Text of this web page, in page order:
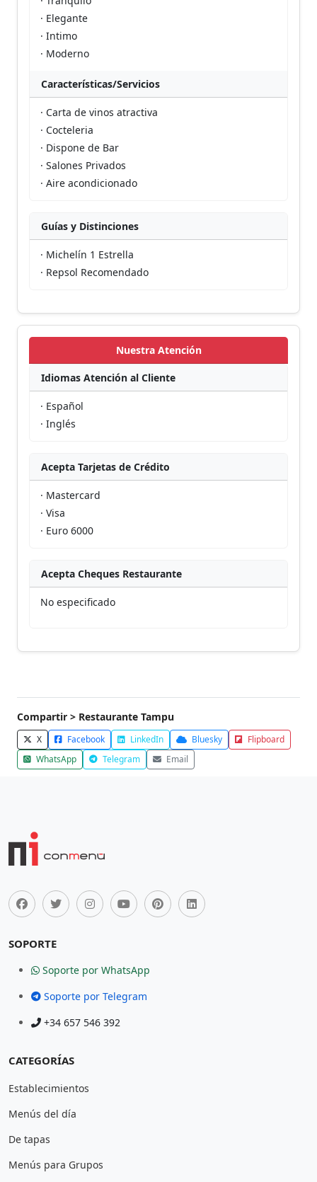
· Elegante
· Intimo
· Moderno
Características/Servicios
· Carta de vinos atractiva
· Cocteleria
· Dispone de Bar
· Salones Privados
· Aire acondicionado
Guías y Distinciones
· Michelín 1 Estrella
· Repsol Recomendado
Nuestra Atención
Idiomas Atención al Cliente
· Español
· Inglés
Acepta Tarjetas de Crédito
· Mastercard
· Visa
· Euro 6000
Acepta Cheques Restaurante
No especificado
Compartir > Restaurante Tampu
X Facebook LinkedIn Bluesky
Flipboard
WhatsApp
Telegram Email
SOPORTE
Soporte por WhatsApp
Soporte por Telegram
+34 657 546 392
CATEGORÍAS
Establecimientos
Menús del día
De tapas
Menús para Grupos